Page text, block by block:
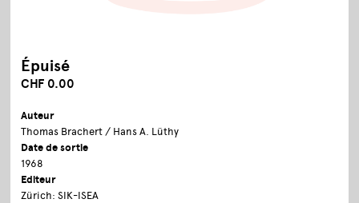
Épuisé
CHF 0.00
Auteur
Thomas Brachert / Hans A. Lüthy
Date de sortie
1968
Editeur
Zürich: SIK-ISEA